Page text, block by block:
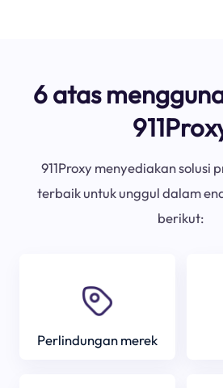
6 atas
911Proxy menyediakan solusi
terbaik untuk unggul dalam
berikut:
Perlindungan merek